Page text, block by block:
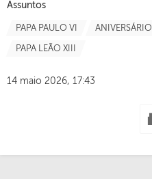
Assuntos
PAPA PAULO VI ANIVERSÁRIO
PAPA LEÃO XIII
14 maio 2026, 17:43